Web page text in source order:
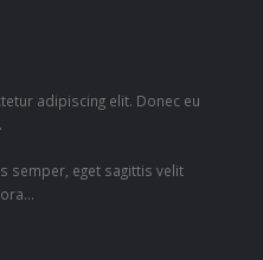
adipiscing elit. Donec eu
semper, eget sagittis velit